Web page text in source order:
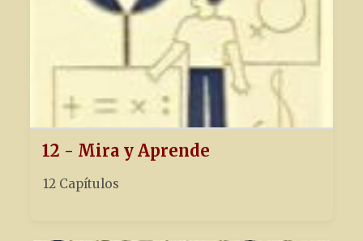
12 - Mira y Aprende
12 Capítulos